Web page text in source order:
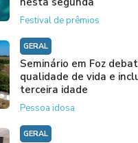
Festival de prêmios
GERAL
Seminário em Foz
qualidade de vida e
terceira idade
Pessoa idosa
GERAL